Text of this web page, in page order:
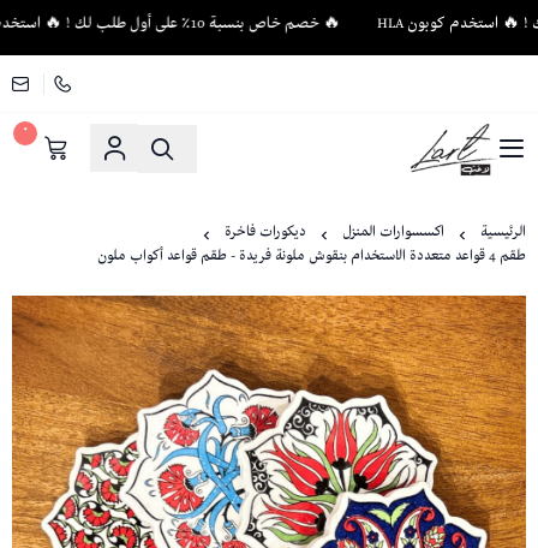
🔥 خصم خاص بنسبة 10٪ على أول طلب لك ! 🔥 استخدم كوبون HLA
لاغت - أثاث فاخر وإكسسوارات منزلية فريدة
٠
الرئيسية اكسسوارات المنزل
ديكورات فاخرة
طقم 4 قواعد متعددة الاستخدام بنقوش ملونة فريدة - طقم قواعد أكواب ملون